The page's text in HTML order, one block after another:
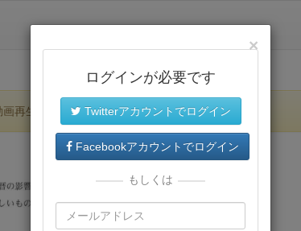
再生環境が提供されます。
×
ログインが必要です
Twitterアカウントでログイン
Facebookアカウントでログイン
もしくは